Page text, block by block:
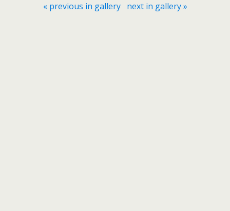
« previous in gallery next in gallery »